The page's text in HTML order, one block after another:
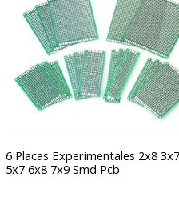
6 Placas Experimentales 2x8
5x7 6x8 7x9 Smd Pcb